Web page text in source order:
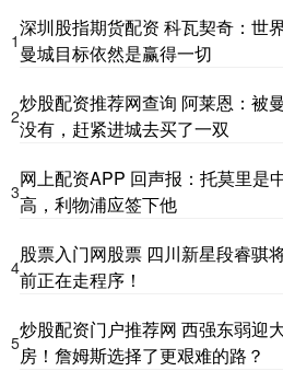
1
深圳股指期货配资 科瓦契奇：世
曼城目标依然是赢得一切
2
炒股配资推荐网查询 阿莱恩：被
没有，赶紧进城去买了一双
3
网上配资APP 回声报：托莫里是
高，利物浦应签下他
4
股票入门网股票 四川新星段睿骐
前正在走程序！
5
炒股配资门户推荐网 西强东弱迎
房！詹姆斯选择了更艰难的路？